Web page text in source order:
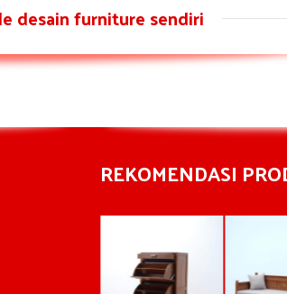
desain furniture sendiri
REKOMENDASI